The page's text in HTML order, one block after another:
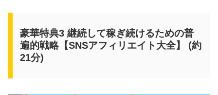
豪華特典3 継続して稼ぎ続けるための普
遍的戦略【SNSアフィリエイト大全】 (約
21分)